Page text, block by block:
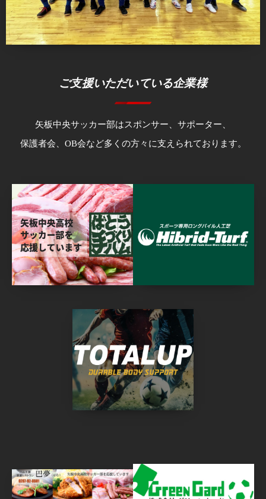
ご支援いただいている企業様
矢板中央サッカー部はスポンサー、サポーター、
保護者会、OB会など多くの方々に支えられております。